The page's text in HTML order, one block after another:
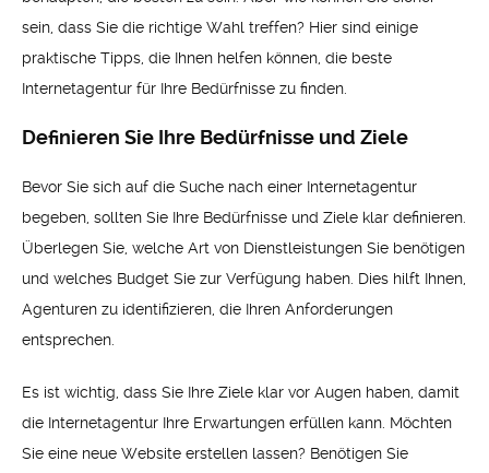
sein, dass Sie die richtige Wahl treffen? Hier sind einige
praktische Tipps, die Ihnen helfen können, die beste
Internetagentur für Ihre Bedürfnisse zu finden.
Definieren Sie Ihre Bedürfnisse und Ziele
Bevor Sie sich auf die Suche nach einer Internetagentur
begeben, sollten Sie Ihre Bedürfnisse und Ziele klar definieren.
Überlegen Sie, welche Art von Dienstleistungen Sie benötigen
und welches Budget Sie zur Verfügung haben. Dies hilft Ihnen,
Agenturen zu identifizieren, die Ihren Anforderungen
entsprechen.
Es ist wichtig, dass Sie Ihre Ziele klar vor Augen haben, damit
die Internetagentur Ihre Erwartungen erfüllen kann. Möchten
Sie eine neue Website erstellen lassen? Benötigen Sie